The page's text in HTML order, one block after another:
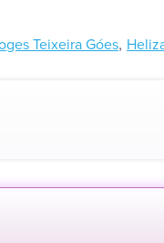
Teixeira Góes,